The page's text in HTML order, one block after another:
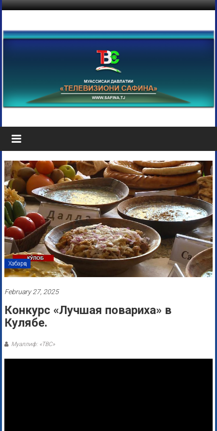
Хабарҳо
February 27, 2025
Конкурс «Лучшая повариха» в
Кулябе.
Муаллиф: «ТВС»